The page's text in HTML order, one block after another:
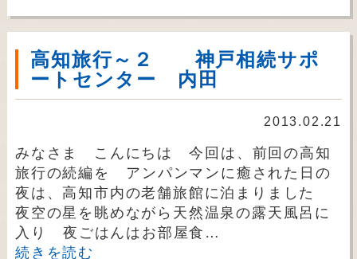
高知旅行～２ 神戸相続サポ
ートセンター 内田
2013.02.21
みなさま こんにちは 今回は、前回の高知
旅行の続編を アンパンマンに癒された日の
夜は、高知市内の老舗旅館に泊まりました
夜空の星を眺めながら天然温泉の露天風呂に
入り 夜ごはんはお部屋食…
続きを読む